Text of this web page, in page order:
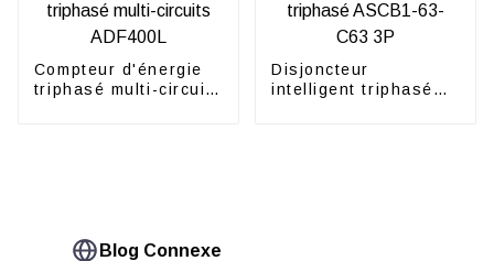
Compteur d'énergie
triphasé multi-circuits
Disjoncteur
intelligent triphasé
Blog Connexe